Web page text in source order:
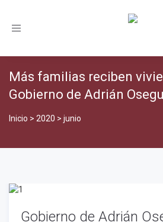
Toggle
Más familias reciben
Gobierno de Adrián
Inicio > 2020 > junio
Gobierno de Adrián